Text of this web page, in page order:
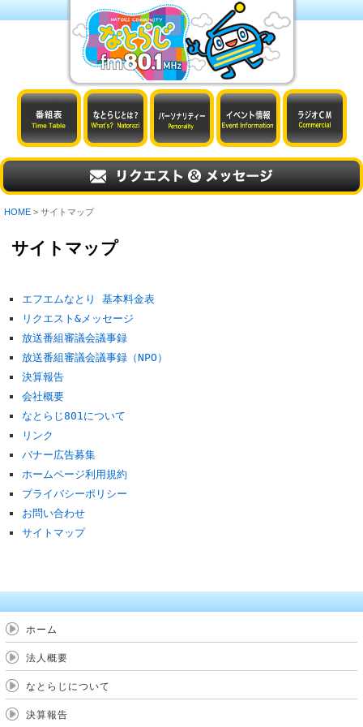
HOME > サイトマップ
サイトマップ
エフエムなとり 基本料金表
リクエスト&メッセージ
放送番組審議会議事録
放送番組審議会議事録（NPO）
決算報告
会社概要
なとらじ801について
リンク
バナー広告募集
ホームページ利用規約
プライバシーポリシー
お問い合わせ
サイトマップ
ホーム
法人概要
なとらじについて
決算報告